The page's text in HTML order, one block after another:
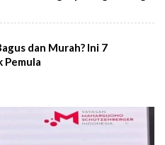
dan Murah? Ini 7
Pemula